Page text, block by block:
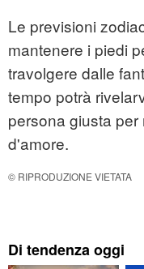
Le previsioni
mantenere i piedi
travolgere dalle
tempo potrà
persona giusta
d'amore.
© RIPRODUZIONE VIETATA
Di tendenza oggi